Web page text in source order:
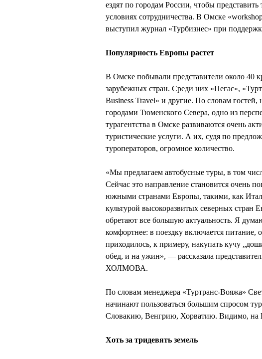
ездят по городам России, чтобы представить
условиях сотрудничества. В Омске
выступил журнал «Турбизнес» при
Популярность Европы растет
В Омске побывали представители около 40
зарубежных стран. Среди них «Пегас»,
Business Travel» и другие. По словам
городами Тюменского Севера, одно из
турагентства в Омске развиваются очень
туристические услуги. А их, судя по
туроператоров, огромное количество.
«Мы предлагаем автобусные туры, в том
Сейчас это направление становится очень
южными странами Европы, такими, как
культурой высокоразвитых северных
обретают все большую актуальность. Я
комфортнее: в поездку включается
приходилось, к примеру, накупать кучу
обед, и на ужин», — рассказала
ХОЛМОВА.
По словам менеджера «Туртранс-Вояжа»
начинают пользоваться большим спросом
Словакию, Венгрию, Хорватию. Видимо, на
Хоть за тридевять земель